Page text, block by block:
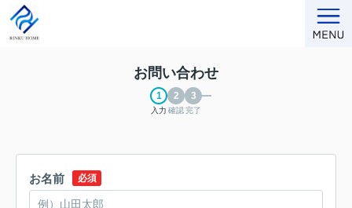
お問い合わせ
入力 確認完了
お名前 必須